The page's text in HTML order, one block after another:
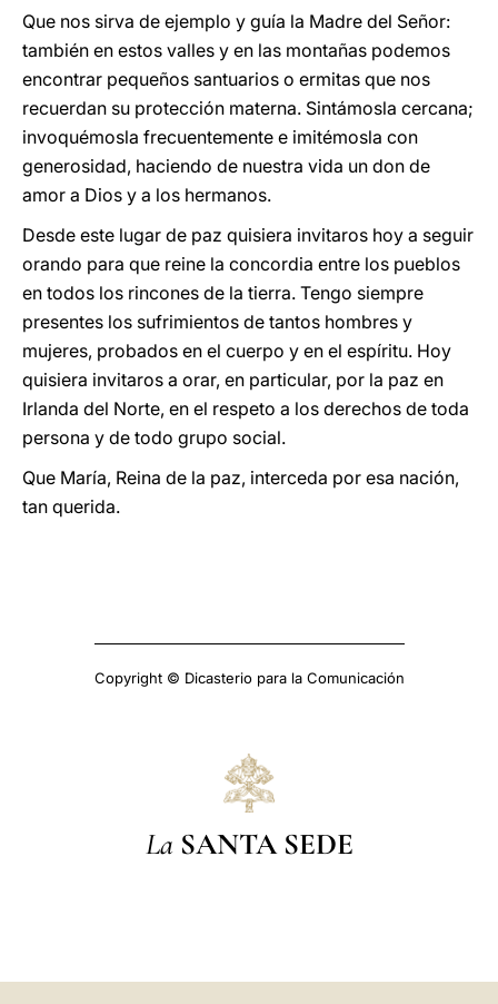
Que nos sirva de ejemplo y guía la Madre del Señor:
también en estos valles y en las montañas podemos
encontrar pequeños santuarios o ermitas que nos
recuerdan su protección materna. Sintámosla cercana;
invoquémosla frecuentemente e imitémosla con
generosidad, haciendo de nuestra vida un don de
amor a Dios y a los hermanos.
Desde este lugar de paz quisiera invitaros hoy a seguir
orando para que reine la concordia entre los pueblos
en todos los rincones de la tierra. Tengo siempre
presentes los sufrimientos de tantos hombres y
mujeres, probados en el cuerpo y en el espíritu. Hoy
quisiera invitaros a orar, en particular, por la paz en
Irlanda del Norte, en el respeto a los derechos de toda
persona y de todo grupo social.
Que María, Reina de la paz, interceda por esa nación,
tan querida.
Copyright © Dicasterio para la Comunicación
La SANTA SEDE